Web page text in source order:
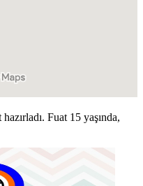
Fuat 15 yaşında,